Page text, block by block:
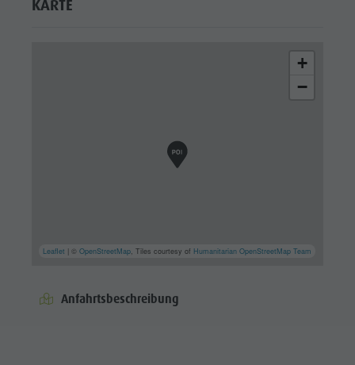
KARTE
+
−
Leaflet | ©OpenStreetMap, Tiles courtesy of Humanitarian OpenStreetMap Team
Anfahrtsbeschreibung